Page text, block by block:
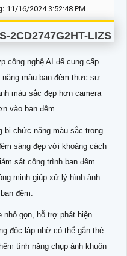
11/16/2024 3:52:48 PM
2CD2747G2HT-LIZS
công nghệ AI để cung cấp
màu ban đêm thực sự
màu sắc đẹp hơn camera
vào ban đêm.
bị chức năng màu sắc trong
sáng đẹp với khoảng cách
sát công trình ban đêm.
minh giúp xử lý hình ảnh
đêm.
nhỏ gọn, hỗ trợ phát hiện
độc lập nhờ có thể gắn thẻ
tính năng chụp ảnh khuôn